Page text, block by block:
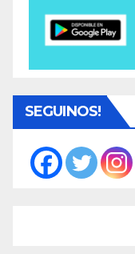
SEGUINOS!